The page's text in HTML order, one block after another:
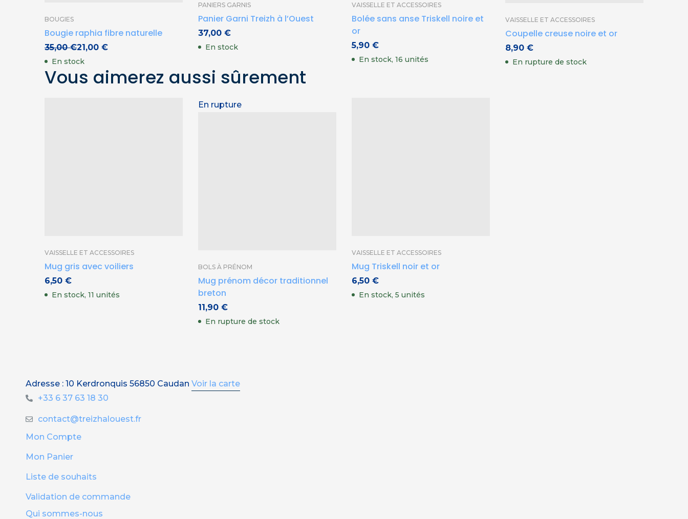
BOUGIES
Bougie raphia fibre naturelle
35,00€21,00 €
En stock
PANIERS GARNIS
Panier Garni Treizh à l’Ouest
37,00 €
En stock
VAISSELLE ET ACCESSOIRES
Bolée sans anse Triskell noire et
or
5,90 €
En stock, 16 unités
VAISSELLE ET ACCESSOIRES
Coupelle creuse noire et or
8,90 €
En rupture de stock
Vous aimerez aussi sûrement
VAISSELLE ET ACCESSOIRES
Mug gris avec voiliers
6,50 €
En stock, 11 unités
En rupture
BOLS À PRÉNOM
Mug prénom décor traditionnel
breton
11,90 €
En rupture de stock
VAISSELLE ET ACCESSOIRES
Mug Triskell noir et or
6,50 €
En stock, 5 unités
Adresse : 10 Kerdronquis 56850 Caudan Voir la carte
+33 6 37 63 18 30
contact@treizhalouest.fr
Mon Compte
Mon Panier
Liste de souhaits
Validation de commande
Qui sommes-nous